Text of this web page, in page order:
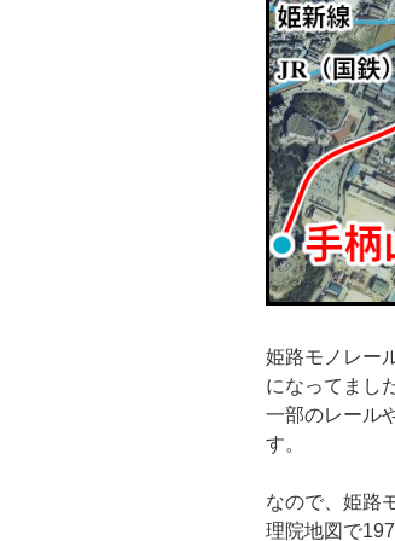
姫路モノレー
になってまし
一部のレール
す。
なので、姫路
理院地図で